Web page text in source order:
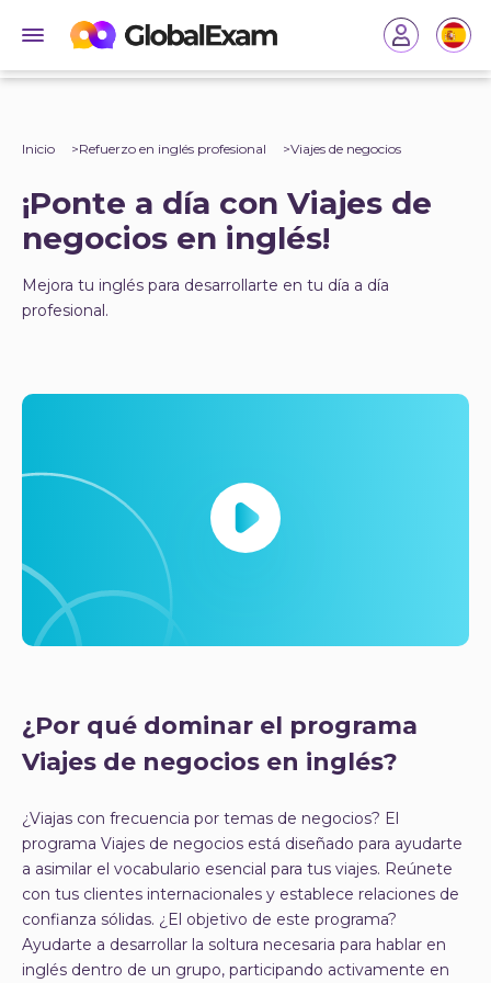
Inicio Refuerzo en inglés profesional Viajes de negocios
¡Ponte a día con Viajes de
negocios en inglés!
Mejora tu inglés para desarrollarte en tu día a día
profesional.
¿Por qué dominar el programa
Viajes de negocios en inglés?
¿Viajas con frecuencia por temas de negocios? El
programa Viajes de negocios está diseñado para ayudarte
a asimilar el vocabulario esencial para tus viajes. Reúnete
con tus clientes internacionales y establece relaciones de
confianza sólidas. ¿El objetivo de este programa?
Ayudarte a desarrollar la soltura necesaria para hablar en
inglés dentro de un grupo, participando activamente en